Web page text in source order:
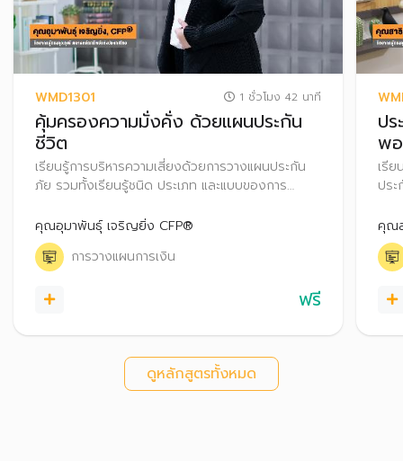
WMD1301 1 ชั่วโมง 42 นาที
คุ้มครองความมั่งคั่ง ด้วยแผนประกัน
ชีวิต
เรียนรู้การบริหารความเสี่ยงด้วยการวางแผนประกัน
ภัย รวมทั้งเรียนรู้ชนิด ประเภท และแบบของการ
ความต้องการ เพื่อวางแผนคุ้มครองความมั่งคั่งให้
ตนเองและครอบครัว
คุณอุมาพันธุ์ เจริญยิ่ง CFP®
การวางแผนการเงิน
ฟรี
ป
พ
เรี
ปร
เหม
อน
คุณ
ดูหลักสูตรทั้งหมด